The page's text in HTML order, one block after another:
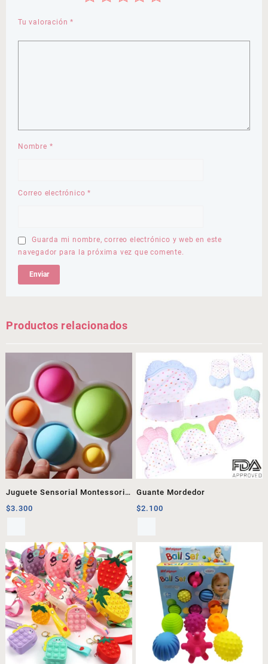
Tu valoración*
Nombre *
Correo electrónico*
Guarda mi nombre, correo electrónico y web en este
navegador para la próxima vez que comente.
Productos relacionados
Juguete Sensorial Montessori
1
$3.300
Guante Mordedor
$2.100